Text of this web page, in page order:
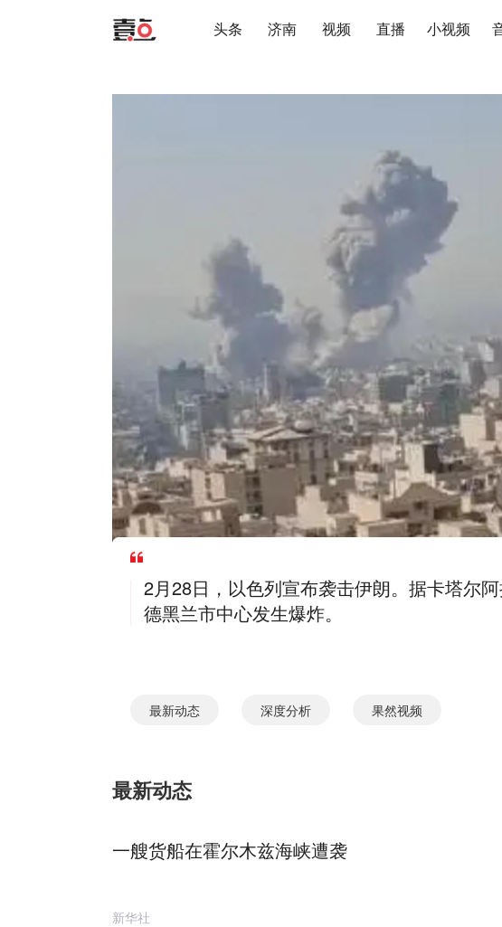
头条 济南 视频 直播 小视频
2月28日，以色列宣布袭击伊朗。据卡塔尔
德黑兰市中心发生爆炸。
最新动态 深度分析 果然视频
最新动态
一艘货船在霍尔木兹海峡遭袭
新华社